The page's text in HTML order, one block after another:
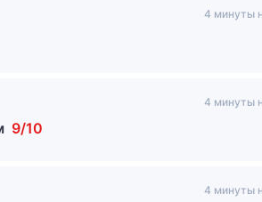
4 минуты
9/10
4 минуты
4 минуты